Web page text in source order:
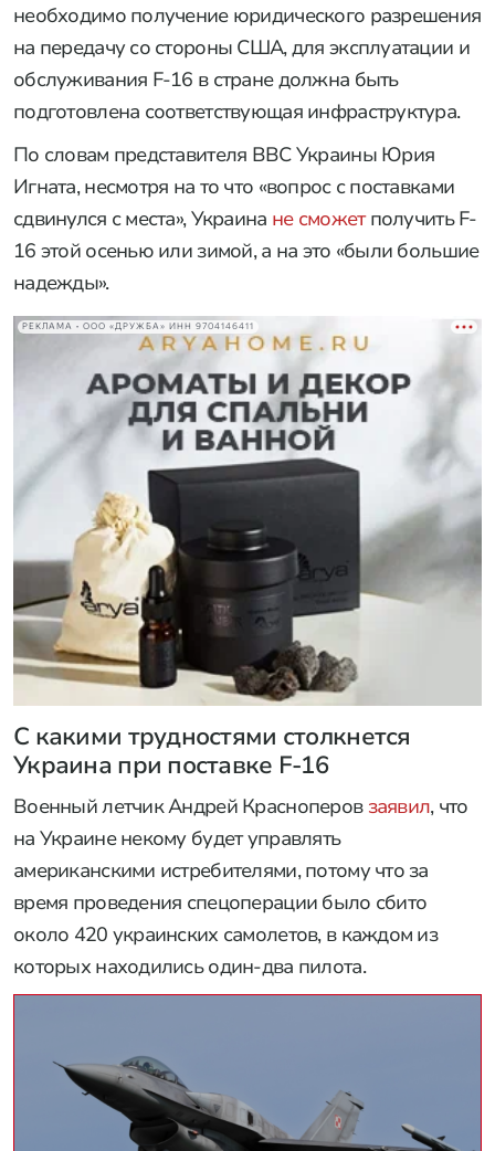
необходимо получение юридического разрешения
на передачу со стороны США, для эксплуатации и
обслуживания F-16 в стране должна быть
подготовлена соответствующая инфраструктура.
По словам представителя ВВС Украины Юрия
Игната, несмотря на то что «вопрос с поставками
сдвинулся с места», Украина не сможетполучить F-
16 этой осенью или зимой, а на это «были большие
надежды».
РЕКЛАМА • ООО «ДРУЖБА» ИНН 9704146411
С какими трудностями столкнется
Украина при поставке F-16
Военный летчик Андрей Красноперов заявил, что
на Украине некому будет управлять
американскими истребителями, потому что за
время проведения спецоперации было сбито
около 420 украинских самолетов, в каждом из
которых находились один-два пилота.